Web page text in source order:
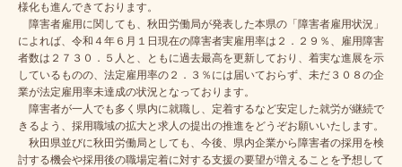
様化も進んできております。
障害者雇用に関しても、秋田労働局が発表した本県の「障害者雇用状況」
によれば、令和４年６月１日現在の障害者実雇用率は２．２９％、雇用障害
者数は２７３０．５人と、ともに過去最高を更新しており、着実な進展を示
しているものの、法定雇用率の２．３％には届いておらず、未だ３０８の企
業が法定雇用率未達成の状況となっております。
障害者が一人でも多く県内に就職し、定着するなど安定した就労が継続で
きるよう、採用職域の拡大と求人の提出の推進をどうぞお願いいたします。
秋田県並びに秋田労働局としても、今後、県内企業から障害者の採用を検
討する機会や採用後の職場定着に対する支援の要望が増えることを予想して